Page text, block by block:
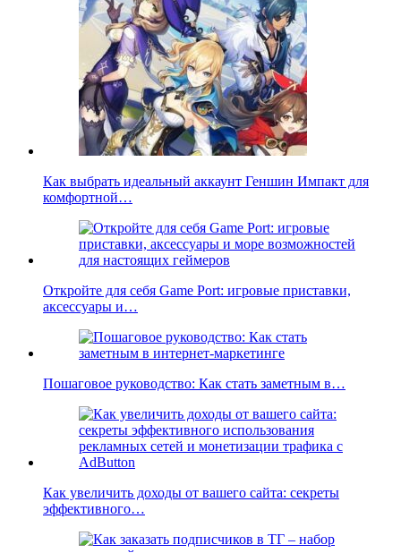
Как выбрать идеальный аккаунт Геншин Импакт для
комфортной…
Откройте для себя Game Port: игровые приставки,
аксессуары и…
Пошаговое руководство: Как стать заметным в…
Как увеличить доходы от вашего сайта: секреты
эффективного…